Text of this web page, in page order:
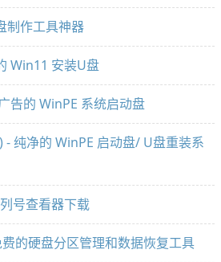
制作工具神器
Win11 安装U盘
告的 WinPE 系统启动盘
- 纯净的 WinPE 启动盘/ U盘重装系
号查看器下载
的硬盘分区管理和数据恢复工具